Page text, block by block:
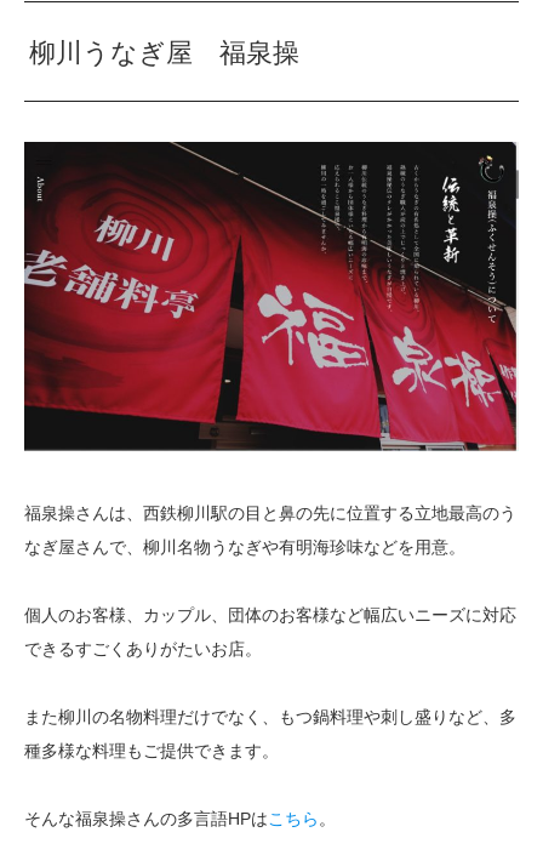
柳川うなぎ屋 福泉操
福泉操さんは、西鉄柳川駅の目と鼻の先に位置する立地最高のう
なぎ屋さんで、柳川名物うなぎや有明海珍味などを用意。
個人のお客様、カップル、団体のお客様など幅広いニーズに対応
できるすごくありがたいお店。
また柳川の名物料理だけでなく、もつ鍋料理や刺し盛りなど、多
種多様な料理もご提供できます。
そんな福泉操さんの多言語HPはこちら。